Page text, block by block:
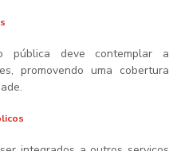
pública deve contemplar a
promovendo uma cobertura